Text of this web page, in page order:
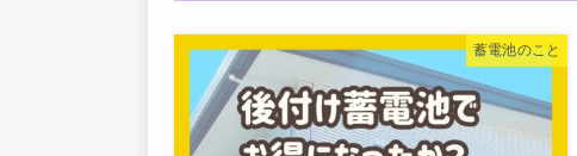
蓄電池のこと